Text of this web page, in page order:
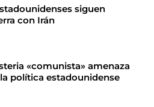
siguen
con Irán
«comunista» amenaza
política estadounidense